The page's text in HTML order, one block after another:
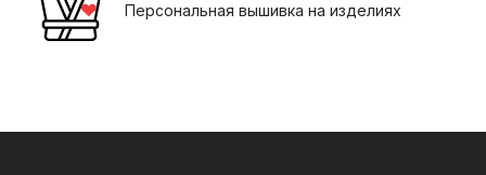
Персональная вышивка на изделиях